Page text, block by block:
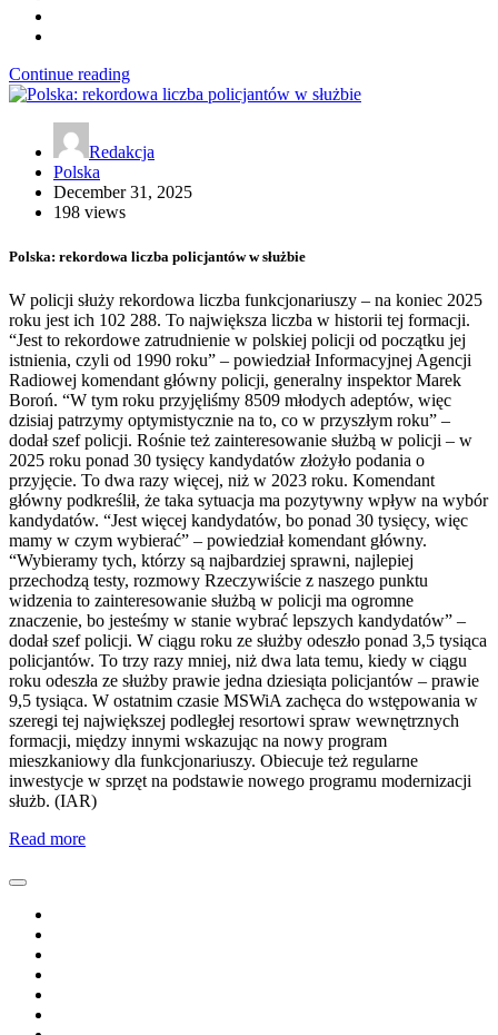
Continue reading
Redakcja
Polska
December 31, 2025
198 views
Polska: rekordowa liczba policjantów w służbie
W policji służy rekordowa liczba funkcjonariuszy – na koniec 2025
roku jest ich 102 288. To największa liczba w historii tej formacji.
“Jest to rekordowe zatrudnienie w polskiej policji od początku jej
istnienia, czyli od 1990 roku” – powiedział Informacyjnej Agencji
Radiowej komendant główny policji, generalny inspektor Marek
Boroń. “W tym roku przyjęliśmy 8509 młodych adeptów, więc
dzisiaj patrzymy optymistycznie na to, co w przyszłym roku” –
dodał szef policji. Rośnie też zainteresowanie służbą w policji – w
2025 roku ponad 30 tysięcy kandydatów złożyło podania o
przyjęcie. To dwa razy więcej, niż w 2023 roku. Komendant
główny podkreślił, że taka sytuacja ma pozytywny wpływ na wybór
kandydatów. “Jest więcej kandydatów, bo ponad 30 tysięcy, więc
mamy w czym wybierać” – powiedział komendant główny.
“Wybieramy tych, którzy są najbardziej sprawni, najlepiej
przechodzą testy, rozmowy Rzeczywiście z naszego punktu
widzenia to zainteresowanie służbą w policji ma ogromne
znaczenie, bo jesteśmy w stanie wybrać lepszych kandydatów” –
dodał szef policji. W ciągu roku ze służby odeszło ponad 3,5 tysiąca
policjantów. To trzy razy mniej, niż dwa lata temu, kiedy w ciągu
roku odeszła ze służby prawie jedna dziesiąta policjantów – prawie
9,5 tysiąca. W ostatnim czasie MSWiA zachęca do wstępowania w
szeregi tej największej podległej resortowi spraw wewnętrznych
formacji, między innymi wskazując na nowy program
mieszkaniowy dla funkcjonariuszy. Obiecuje też regularne
inwestycje w sprzęt na podstawie nowego programu modernizacji
służb. (IAR)
Read more